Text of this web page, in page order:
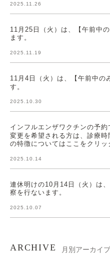
2025.11.26
11月25日（火）は、【午前中
ます。
2025.11.19
11月4日（火）は、【午前中の
す。
2025.10.30
インフルエンザワクチンの予
変更を希望される方は、診療
の特徴についてはここをクリッ
2025.10.14
連休明けの10月14日（火）は
察を行ないます。
2025.10.07
ARCHIVE 月別アーカイブ